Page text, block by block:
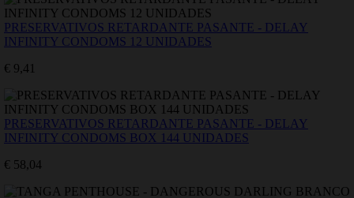
PRESERVATIVOS RETARDANTE PASANTE - DELAY
INFINITY CONDOMS 12 UNIDADES
€ 9,41
PRESERVATIVOS RETARDANTE PASANTE - DELAY
INFINITY CONDOMS BOX 144 UNIDADES
€ 58,04